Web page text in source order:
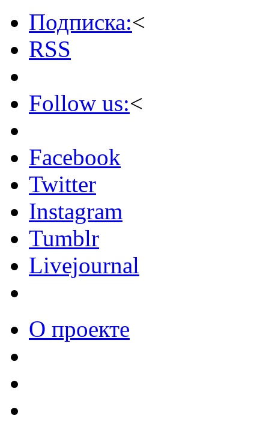
Подписка:<
RSS
Follow us:<
Facebook
Twitter
Instagram
Tumblr
Livejournal
О проекте